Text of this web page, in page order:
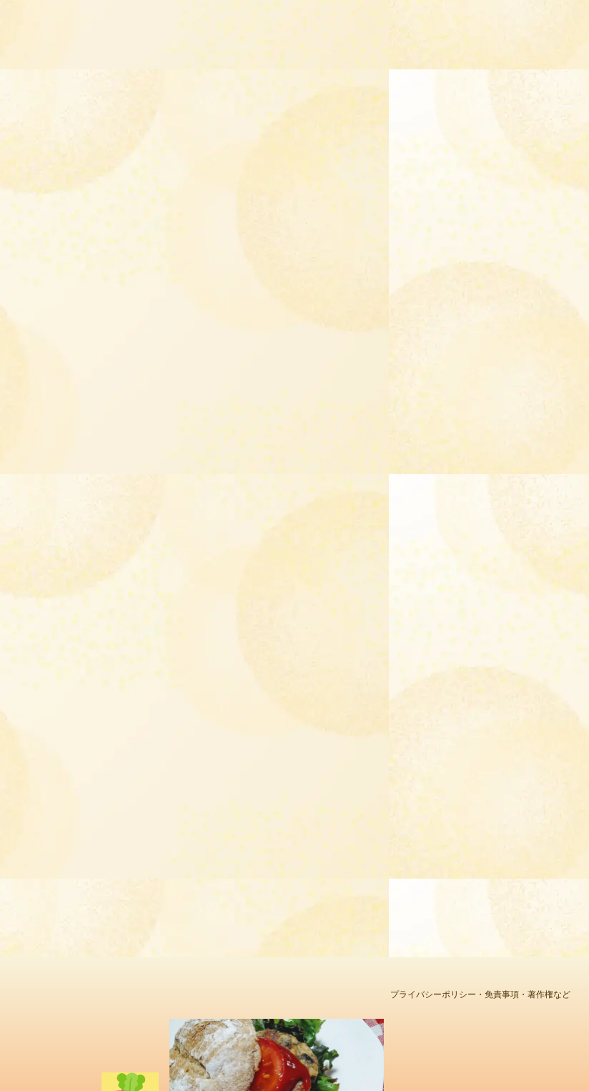
プライバシーポリシー・免責事項・著作権など